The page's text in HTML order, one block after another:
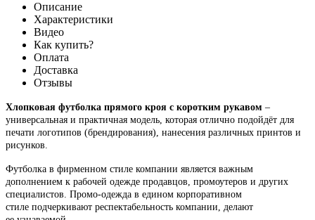
Описание
Характеристики
Видео
Как купить?
Оплата
Доставка
Отзывы
Хлопковая футболка прямого кроя с коротким рукавом –
универсальная и практичная модель, которая отлично подойдёт для
печати логотипов (брендирования), нанесения различных принтов и
рисунков.
Футболка в фирменном стиле компании является важным
дополнением к рабочей одежде продавцов, промоутеров и других
специалистов. Промо-одежда в едином корпоративном
стиле подчеркивают респектабельность компании, делают